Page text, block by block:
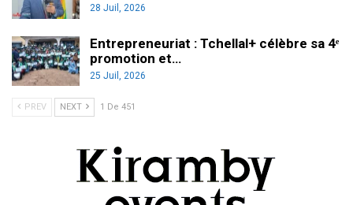
28 Juil, 2026
Entrepreneuriat : Tchellal+ célèbre sa 4ᵉ
promotion et…
25 Juil, 2026
PREV NEXT 1 De 451